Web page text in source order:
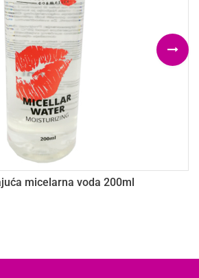
micelarna voda 200ml